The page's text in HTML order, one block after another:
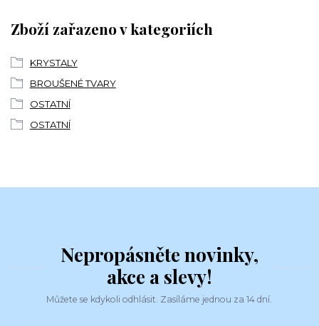
Zboží zařazeno v kategoriích
KRYSTALY
BROUŠENÉ TVARY
OSTATNÍ
OSTATNÍ
Nepropásněte novinky,
akce a slevy!
Můžete se kdykoli odhlásit. Zasíláme jednou za 14 dní.